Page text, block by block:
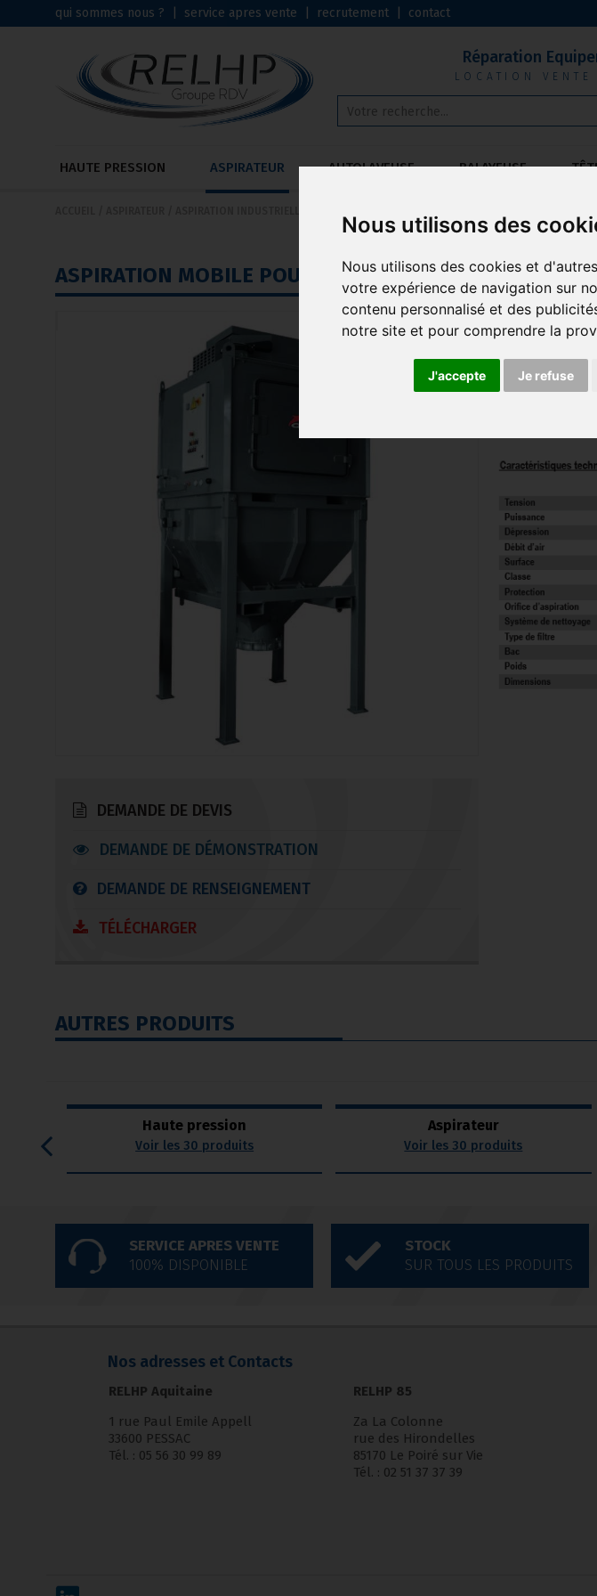
Nous utilisons des
Nous utilisons des cookies et
votre expérience de navigation sur
contenu personnalisé et des
notre site et pour comprendre la
J'accepte Je refuse
qui sommes nous ? service apres vente recrutement contact
Réparation
LOCATION
HAUTE PRESSION ASPIRATEUR AUTOLAVEUSE BALAYEUSE
ASPIRATION MOBILE POUR USAGE INTENSIF - DHV30
DEMANDE DE DEVIS
DEMANDE DE DÉMONSTRATION
DEMANDE DE RENSEIGNEMENT
TÉLÉCHARGER
MARQUE :
Aspirateur
Ses
présence de
AUTRES PRODUITS
Haute pression
Voir les 30 produits
Aspirateur
Voir les 30 produits
SERVICE APRES VENTE
100% DISPONIBLE
STOCK
SUR TOUS LES PRODUITS
Nos adresses et Contacts
RELHP Aquitaine
1 rue Paul Emile Appell
33600 PESSAC
Tél. : 05 56 30 99 89
RELHP 85
Za La Colonne
rue des Hirondelles
85170 Le Poiré sur Vie
Tél. : 02 51 37 37 39